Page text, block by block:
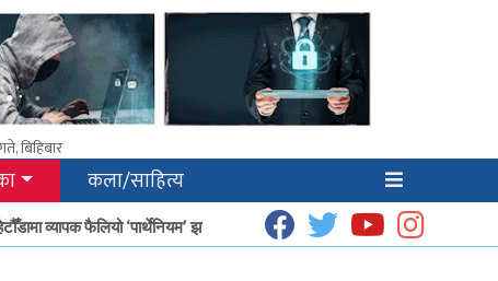
बिहिबार
कला/साहित्य
व्यापक फैलियो ‘पार्थेनियम’ झार धूप उत्पादनबाट हेटौँडाका गृहिणीको आम्दानी बढ्दै